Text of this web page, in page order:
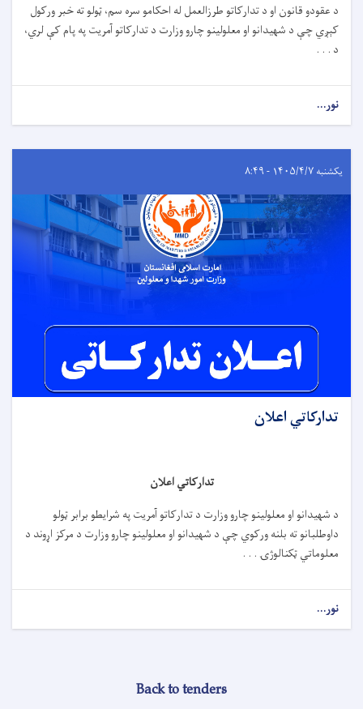
د عقودو قانون او د تدارکاتو طرزالعمل له احکامو سره سم، ټولو ته خبر ورکول
کېږي چې د شهیدانو او معلولینو چارو وزارت د تدارکاتو آمریت په پام کې لري،
د . . .
نور...
یکشنبه ۱۴۰۵/۴/۷ - ۸:۴۹
تدارکاتي اعلان
تدارکاتي اعلان
د شهیدانو او معلولینو چارو وزارت د تدارکاتو آمریت په شرایطو برابر ټولو
داوطلبانو ته بلنه ورکوي چې د شهیدانو او معلولینو چارو وزارت د مرکز اړوند د
معلوماتي ټکنالوژۍ . . .
نور...
Back to tenders